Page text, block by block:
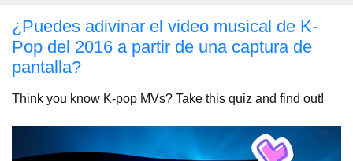
¿Puedes adivinar el video musical de K-
Pop del 2016 a partir de una captura de
pantalla?
Think you know K-pop MVs? Take this quiz and find out!